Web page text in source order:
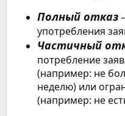
Полный отказ
употребления
Частичный
потребление
(например: не
неделю) или
(например: не